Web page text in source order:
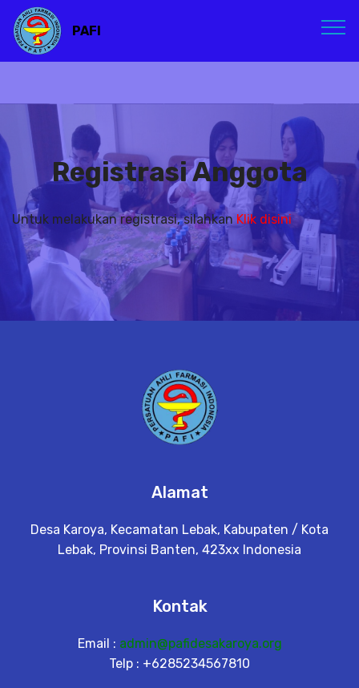
PAFI
Registrasi Anggota
Untuk melakukan registrasi, silahkan Klik disini
Alamat
Desa Karoya, Kecamatan Lebak, Kabupaten / Kota
Lebak, Provinsi Banten, 423xx Indonesia
Kontak
Email : admin@pafidesakaroya.org
Telp : +6285234567810